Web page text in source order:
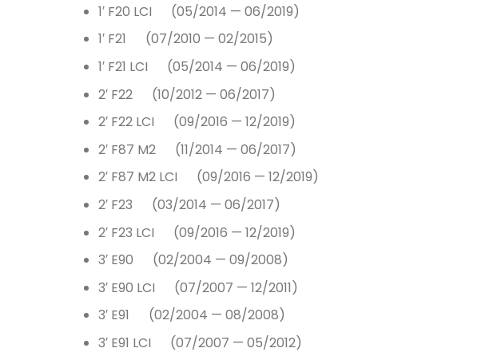
1′ F20 LCI (05/2014 — 06/2019)
1′ F21 (07/2010 — 02/2015)
1′ F21 LCI (05/2014 — 06/2019)
2′ F22 (10/2012 — 06/2017)
2′ F22 LCI (09/2016 — 12/2019)
2′ F87 M2 (11/2014 — 06/2017)
2′ F87 M2 LCI (09/2016 — 12/2019)
2′ F23 (03/2014 — 06/2017)
2′ F23 LCI (09/2016 — 12/2019)
3′ E90 (02/2004 — 09/2008)
3′ E90 LCI (07/2007 — 12/2011)
3′ E91 (02/2004 — 08/2008)
3′ E91 LCI (07/2007 — 05/2012)